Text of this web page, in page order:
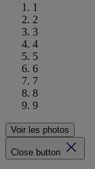
1
2
3
4
5
6
7
8
9
Voir les photos
Close button